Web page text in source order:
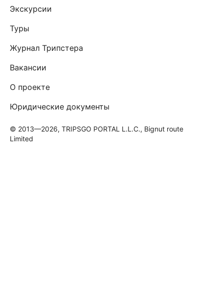
Экскурсии
Туры
Журнал Трипстера
Вакансии
О проекте
Юридические документы
© 2013—2026, TRIPSGO PORTAL L.L.C., Bignut route
Limited